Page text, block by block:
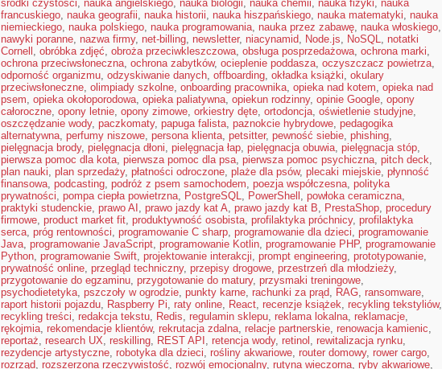
środki czystości, nauka angielskiego, nauka biologii, nauka chemii, nauka fizyki, nauka
francuskiego, nauka geografii, nauka historii, nauka hiszpańskiego, nauka matematyki, nauka
niemieckiego, nauka polskiego, nauka programowania, nauka przez zabawę, nauka włoskiego,
nawyki poranne, nazwa firmy, net-billing, newsletter, niacynamid, Node.js, NoSQL, notatki
Cornell , obróbka zdjęć, obroża przeciwkleszczowa, obsługa posprzedażowa, ochrona marki,
ochrona przeciwsłoneczna, ochrona zabytków, ocieplenie poddasza, oczyszczacz powietrza,
odporność organizmu, odzyskiwanie danych, offboarding, okładka książki, okulary
przeciwsłoneczne, olimpiady szkolne, onboarding pracownika, opieka nad kotem, opieka nad
psem, opieka okołoporodowa, opieka paliatywna, opiekun rodzinny, opinie Google, opony
całoroczne, opony letnie, opony zimowe, orkiestry dęte, ortodoncja, oświetlenie studyjne,
oszczędzanie wody, paczkomaty, papuga falista, paznokcie hybrydowe, pedagogika
alternatywna, perfumy niszowe, persona klienta, petsitter, pewność siebie, phishing,
pielęgnacja brody, pielęgnacja dłoni, pielęgnacja łap, pielęgnacja obuwia, pielęgnacja stóp,
pierwsza pomoc dla kota, pierwsza pomoc dla psa, pierwsza pomoc psychiczna, pitch deck,
plan nauki, plan sprzedaży, płatności odroczone, plaże dla psów, plecaki miejskie, płynność
finansowa, podcasting, podróż z psem samochodem, poezja współczesna, polityka
prywatności, pompa ciepła powietrzna, PostgreSQL, PowerShell , powłoka ceramiczna,
praktyki studenckie, prawo AI , prawo jazdy kat A, prawo jazdy kat B, PrestaShop, procedury
firmowe, product market fit, produktywność osobista, profilaktyka próchnicy, profilaktyka
serca, próg rentowności, programowanie C sharp, programowanie dla dzieci, programowanie
Java, programowanie JavaScript, programowanie Kotlin, programowanie PHP, programowanie
Python, programowanie Swift, projektowanie interakcji, prompt engineering, prototypowanie,
prywatność online, przegląd techniczny, przepisy drogowe, przestrzeń dla młodzieży,
przygotowanie do egzaminu, przygotowanie do matury, przysmaki treningowe,
psychodietetyka, pszczoły w ogrodzie, punkty karne, rachunki za prąd, RAG, ransomware,
raport historii pojazdu, Raspberry Pi, raty online, React, recenzje książek, recykling tekstyliów,
recykling treści, redakcja tekstu, Redis, regulamin sklepu, reklama lokalna, reklamacje,
rękojmia, rekomendacje klientów, rekrutacja zdalna, relacje partnerskie, renowacja kamienic,
reportaż, research UX, reskilling, REST API , retencja wody, retinol , rewitalizacja rynku,
rezydencje artystyczne, robotyka dla dzieci, rośliny akwariowe, router domowy, rower cargo,
rozrząd, rozszerzona rzeczywistość, rozwój emocjonalny, rutyna wieczorna, ryby akwariowe,